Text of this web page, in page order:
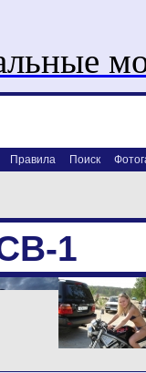
Правила Поиск
1